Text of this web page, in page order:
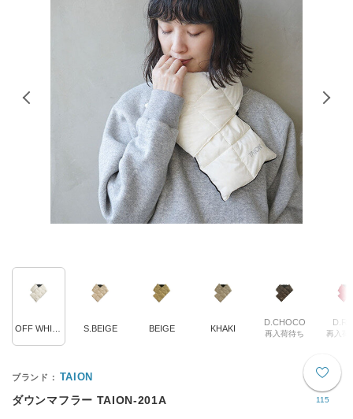
S.BEIGE BEIGE KHAKI
D.CHOCO
再入荷待ち 再入荷
115
TAION
ダウンマフラー TAION-201A